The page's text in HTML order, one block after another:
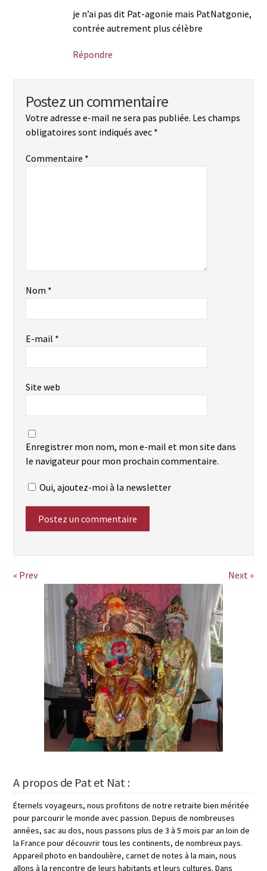
je n’ai pas dit Pat-agonie mais PatNatgonie,
contrée autrement plus célèbre
Répondre
Postez un commentaire
Votre adresse e-mail ne sera pas publiée. Les champs
obligatoires sont indiqués avec *
Commentaire *
Nom *
E-mail *
Site web
Enregistrer mon nom, mon e-mail et mon site dans
le navigateur pour mon prochain commentaire.
Oui, ajoutez-moi à la newsletter
« Prev Next »
A propos de Pat et Nat :
Éternels voyageurs, nous profitons de notre retraite bien méritée
pour parcourir le monde avec passion. Depuis de nombreuses
années, sac au dos, nous passons plus de 3 à 5 mois par an loin de
la France pour découvrir tous les continents, de nombreux pays.
Appareil photo en bandoulière, carnet de notes à la main, nous
allons à la rencontre de leurs habitants et leurs cultures. Dans